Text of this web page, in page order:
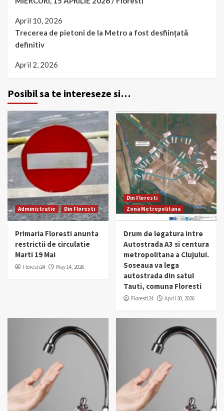
April 10, 2026
Trecerea de pietoni de la Metro a fost desființată
definitiv
April 2, 2026
Posibil sa te intereseze si…
Administratie Din Floresti
Primaria Floresti anunta
restrictii de circulatie
Marti 19 Mai
Floresti24 May 14, 2026
Din Floresti
Zona Metropolitana
Drum de legatura intre
Autostrada A3 si centura
metropolitana a Clujului.
Soseaua va lega
autostrada din satul
Tauti, comuna Floresti
Floresti24 April 30, 2026